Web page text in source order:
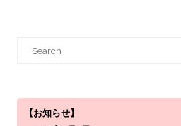
f
【お知らせ】